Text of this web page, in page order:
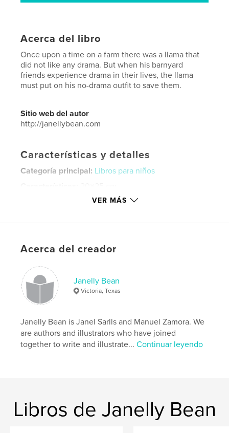
Acerca del libro
Once upon a time on a farm there was a llama that
did not like any drama. But when his barnyard
friends experience drama in their lives, the llama
must put on his no-drama outfit to save them.
Sitio web del autor
http://janellybean.com
Características y detalles
Categoría principal: Libros para niños
IdiomaEnglish
Palabras clave
drama , farm , llama
VER MÁS
Acerca del creador
Janelly Bean
Victoria, Texas
Janelly Bean is Janel Sarlls and Manuel Zamora. We
are authors and illustrators who have joined
together to write and illustrate...Continuar leyendo
Libros de Janelly Bean